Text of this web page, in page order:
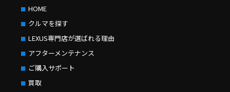
HOME
クルマを探す
LEXUS専門店が選ばれる理由
アフターメンテナンス
ご購入サポート
買取